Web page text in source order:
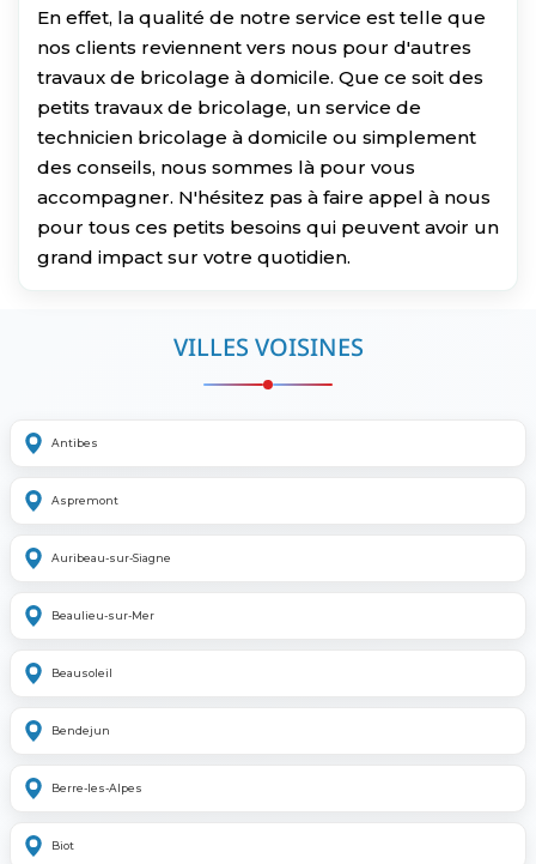
En effet, la qualité de notre service est telle que
nos clients reviennent vers nous pour d'autres
travaux de bricolage à domicile. Que ce soit des
petits travaux de bricolage, un service de
technicien bricolage à domicile ou simplement
des conseils, nous sommes là pour vous
accompagner. N'hésitez pas à faire appel à nous
pour tous ces petits besoins qui peuvent avoir un
grand impact sur votre quotidien.
VILLES VOISINES
Antibes
Aspremont
Auribeau-sur-Siagne
Beaulieu-sur-Mer
Beausoleil
Bendejun
Berre-les-Alpes
Biot